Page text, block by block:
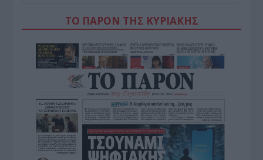
ΤΟ ΠΑΡΟΝ ΤΗΣ ΚΥΡΙΑΚΗΣ